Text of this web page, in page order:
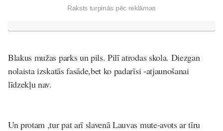
Raksts turpinās pēc reklāmas
Blakus mužas parks un pils. Pilī atrodas skola. Diezgan
nolaista izskatās fasāde,bet ko padarīsi -atjaunošanai
līdzekļu nav.
Un protam ,tur pat arī slavenā Lauvas mute-avots ar tīru